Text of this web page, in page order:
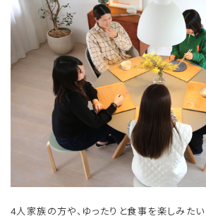
4人家族の方や、ゆったりと食事を楽しみた